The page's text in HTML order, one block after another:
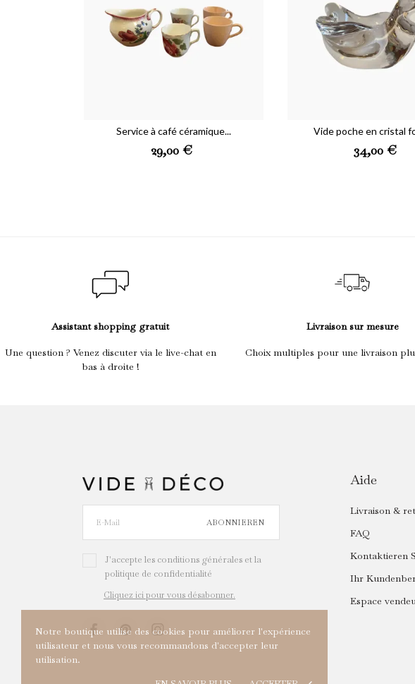
Notre boutique utilise des cookies pour améliorer l'expérience
utilisateur et nous vous recommandons d'accepter leur
utilisation.
Service à café céramique...
Preis
29,00 €
Vide poche en cristal
Preis
34,00 €
Assistant shopping gratuit
Une question ? Venez discuter via le live-chat en
bas à droite !
Livraison sur mesure
Choix multiples pour une livraison
ABONNIEREN
J'accepte les conditions générales et la
politique de confidentialité
Cliquez ici pour vous désabonner.
Aide
Livraison &
FAQ
Kontaktieren
Ihr
Espace